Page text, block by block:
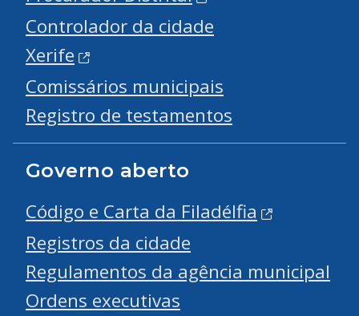
Controlador da cidade
Xerife
Comissários municipais
Registro de testamentos
Governo aberto
Código e Carta da Filadélfia
Registros da cidade
Regulamentos da agência municipal
Ordens executivas